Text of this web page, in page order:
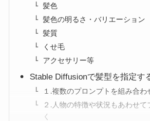
髪色
髪色の明るさ・バリエーション
髪質
くせ毛
アクセサリー等
Stable Diffusionで髪型を指定す
１.複数のプロンプトを組み合わ
２.人物の特徴や状況もあわせて
く